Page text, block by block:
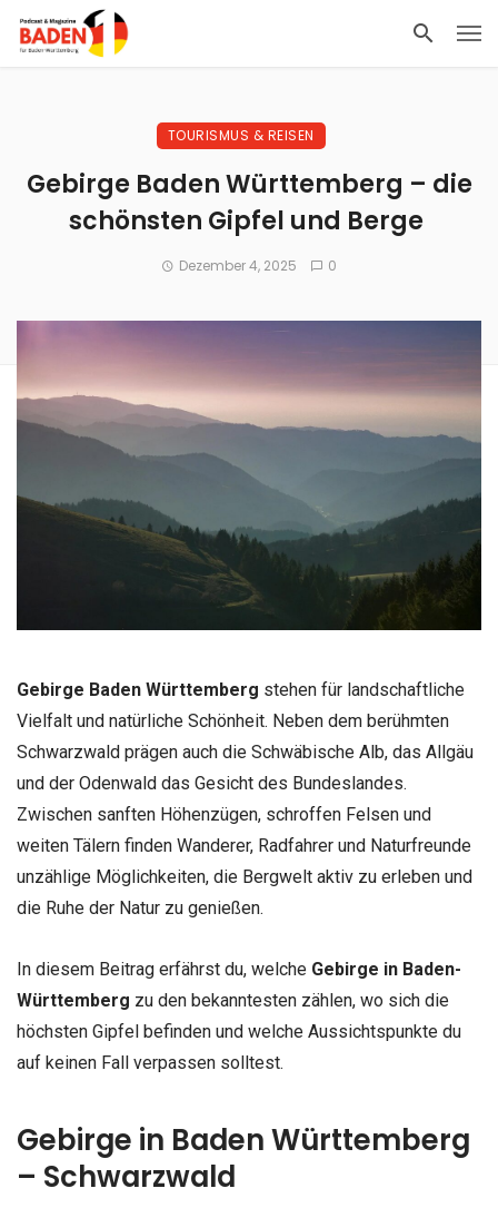
TOURISMUS & REISEN
Gebirge Baden Württemberg – die
schönsten Gipfel und Berge
Dezember 4, 2025 0
Gebirge Baden Württemberg stehen für landschaftliche
Vielfalt und natürliche Schönheit. Neben dem berühmten
Schwarzwald prägen auch die Schwäbische Alb, das Allgäu
und der Odenwald das Gesicht des Bundeslandes.
Zwischen sanften Höhenzügen, schroffen Felsen und
weiten Tälern finden Wanderer, Radfahrer und Naturfreunde
unzählige Möglichkeiten, die Bergwelt aktiv zu erleben und
die Ruhe der Natur zu genießen.
In diesem Beitrag erfährst du, welche Gebirge in Baden-
Württemberg zu den bekanntesten zählen, wo sich die
höchsten Gipfel befinden und welche Aussichtspunkte du
auf keinen Fall verpassen solltest.
Gebirge in Baden Württemberg
– Schwarzwald